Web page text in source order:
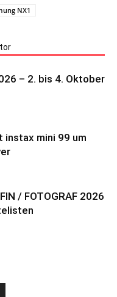
NX1
– 2. bis 4. Oktober
mini 99 um
/ FOTOGRAF 2026